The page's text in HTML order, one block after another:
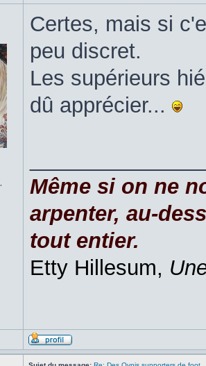
Certes, mais si
peu discret.
Les supérieurs
dû apprécier...
Même si on ne
arpenter, au-
tout entier.
Etty Hillesum,